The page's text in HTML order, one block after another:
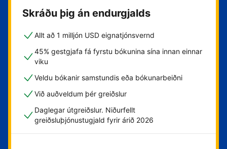
Skráðu þig án endurgjalds
Allt að 1 milljón USD eignatjónsvernd
45% gestgjafa fá fyrstu bókunina sína innan einnar
viku
Veldu bókanir samstundis eða bókunarbeiðni
Við auðveldum þér greiðslur
Daglegar útgreiðslur. Niðurfellt
greiðsluþjónustugjald fyrir árið 2026